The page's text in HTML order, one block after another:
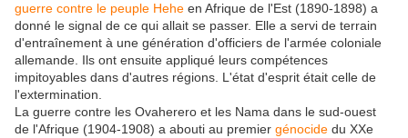
guerre contre le peuple Hehe en Afrique de l'Est (1890-1898) a
donné le signal de ce qui allait se passer. Elle a servi de terrain
d'entraînement à une génération d'officiers de l'armée coloniale
allemande. Ils ont ensuite appliqué leurs compétences
impitoyables dans d'autres régions. L'état d'esprit était celle de
l'extermination.
La guerre contre les Ovaherero et les Nama dans le sud-ouest
de l'Afrique (1904-1908) a abouti au premier génocide du XXe